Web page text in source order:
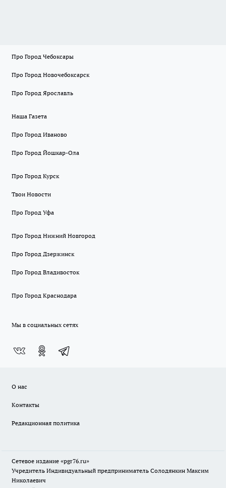
Про Город Чебоксары
Про Город Новочебоксарск
Про Город Ярославль
Наша Газета
Про Город Иваново
Про Город Йошкар-Ола
Про Город Курск
Твои Новости
Про Город Уфа
Про Город Нижний Новгород
Про Город Дзержинск
Про Город Владивосток
Про Город Краснодара
Мы в социальных сетях
О нас
Контакты
Редакционная политика
Сетевое издание «pgr76.ru»
Учредитель Индивидуальный предприниматель Солодянкин Максим
Николаевич